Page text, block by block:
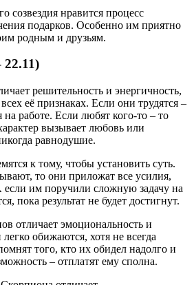
созвездия нравится процесс
подарков. Особенно им приятно
родным и друзьям.
решительность и энергичность,
её признаках. Если они трудятся –
работе. Если любят кого-то – то
вызывает любовь или
равнодушие.
к тому, чтобы установить суть.
то они приложат все усилия,
если им поручили сложную задачу на
пока результат не будет достигнут.
отличает эмоциональность и
обижаются, хотя не всегда
того, кто их обидел надолго и
– отплатят ему сполна.